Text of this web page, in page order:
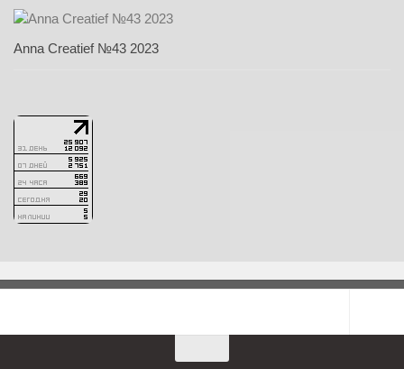
Anna Creatief №43 2023